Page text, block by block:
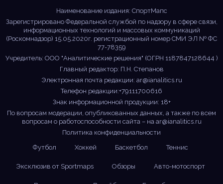
Наименование издания: СпортМапс
Зарегистрировано Федеральной службой по надзору в сфере связи,
информационных технологий и массовых коммуникаций
(Роскомнадзор) 15.05.2020г. регистрационный номер СМИ ЭЛ № ФС
77-78359
Учредитель: ООО "Аналитические решения" (ОГРН 1187847128644 )
Главный редактор: П.Н. Степанов
Электронная почта редакции: ar@ianalitics.ru
Телефон редакции:+79111700616
Знак информационной продукции: 18+
По вопросам модерации, опубликованных данных, а также по всем
вопросам о работоспособности сайта – на ar@ianalitics.ru
Политика конфиденциальности
Футбол
Хоккей Баскетбол Теннис
Эксклюзив от Sportmaps Обзоры Авто-мотоспорт